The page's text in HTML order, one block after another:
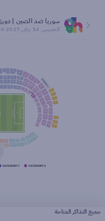
الخميس 14 يناير 2027 19:00 م
جميع التذاكر المتاحة